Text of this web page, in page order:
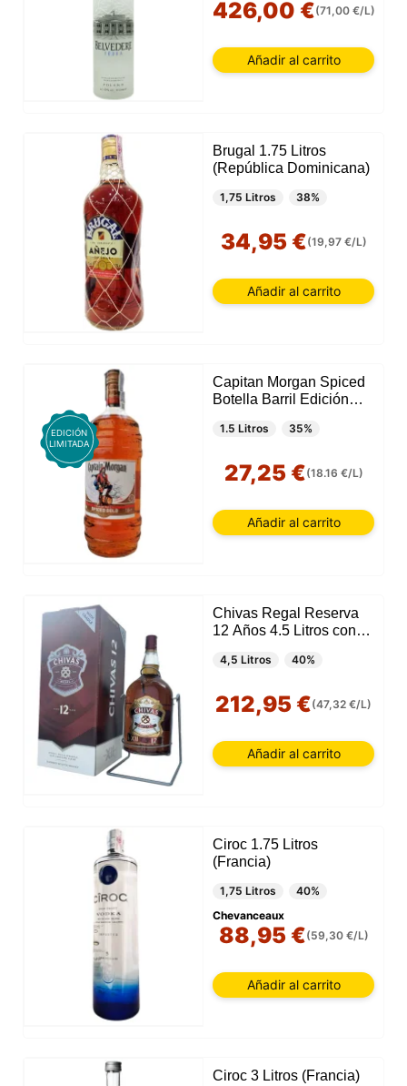
426,00 €(71,00 €/L)
Añadir al carrito
Brugal 1.75 Litros
(República Dominicana)
1,75 Litros 38%
34,95 €(19,97 €/L)
Añadir al carrito
EDICIÓN
LIMITADA
Capitan Morgan Spiced
Botella Barril Edición
1.5 Litros 35%
27,25 €(18.16 €/L)
Añadir al carrito
Chivas Regal Reserva
12 Años 4.5 Litros con
4,5 Litros 40%
212,95 €(47,32 €/L)
Añadir al carrito
Ciroc 1.75 Litros
(Francia)
1,75 Litros
40%
Chevanceaux
88,95 €(59,30 €/L)
Añadir al carrito
Ciroc 3 Litros (Francia)